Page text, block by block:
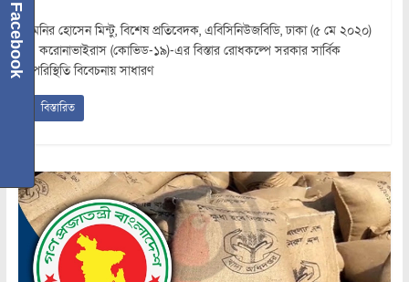
মনির হোসেন মিন্টু, বিশেষ প্রতিবেদক, এবিসিনিউজবিডি, ঢাকা (৫ মে ২০২০)
: করোনাভাইরাস (কোভিড-১৯)-এর বিস্তার রোধকল্পে সরকার সার্বিক
পরিস্থিতি বিবেচনায় সাধারণ
বিস্তারিত
Facebook